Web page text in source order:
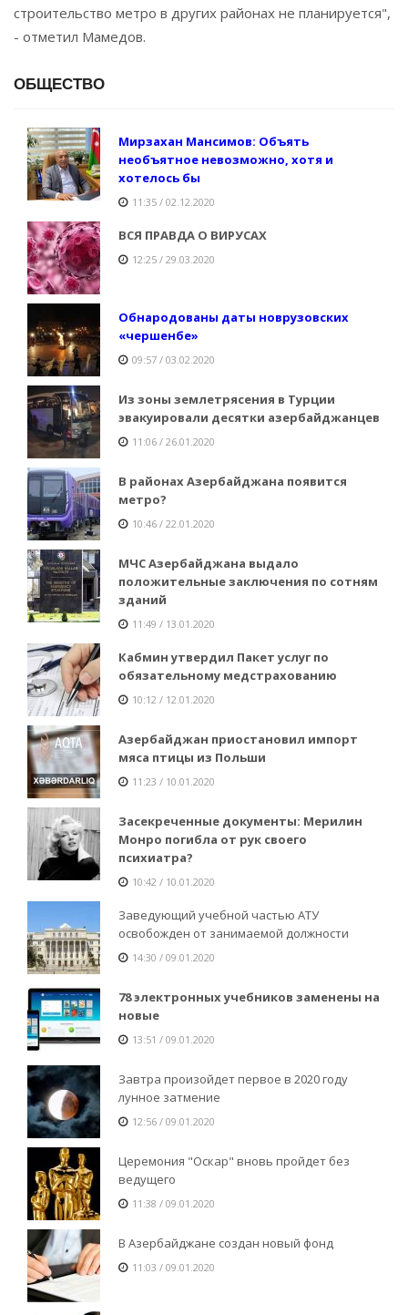
строительство метро в других районах не планируется",
- отметил Мамедов.
ОБЩЕСТВО
Мирзахан Мансимов: Объять
необъятное невозможно, хотя и
хотелось бы
11:35 / 02.12.2020
ВСЯ ПРАВДА О ВИРУСАХ
12:25 / 29.03.2020
Обнародованы даты новрузовских
«чершенбе»
09:57 / 03.02.2020
Из зоны землетрясения в Турции
эвакуировали десятки азербайджанцев
11:06 / 26.01.2020
В районах Азербайджана появится
метро?
10:46 / 22.01.2020
МЧС Азербайджана выдало
положительные заключения по сотням
зданий
11:49 / 13.01.2020
Кабмин утвердил Пакет услуг по
обязательному медстрахованию
10:12 / 12.01.2020
Азербайджан приостановил импорт
мяса птицы из Польши
11:23 / 10.01.2020
Засекреченные документы: Мерилин
Монро погибла от рук своего
психиатра?
10:42 / 10.01.2020
Заведующий учебной частью АТУ
освобожден от занимаемой должности
14:30 / 09.01.2020
78 электронных учебников заменены на
новые
13:51 / 09.01.2020
Завтра произойдет первое в 2020 году
лунное затмение
12:56 / 09.01.2020
Церемония "Оскар" вновь пройдет без
ведущего
11:38 / 09.01.2020
В Азербайджане создан новый фонд
11:03 / 09.01.2020